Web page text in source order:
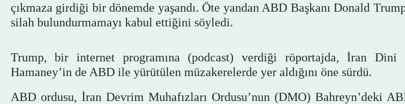
çıkmaza girdiği bir dönemde yaşandı. Öte yandan ABD Başkanı Donald
silah bulundurmamayı kabul ettiğini söyledi.
Trump, bir internet programına (podcast) verdiği röportajda, İran Dini
Hamaney’in de ABD ile yürütülen müzakerelerde yer aldığını öne sürdü.
ABD ordusu, İran Devrim Muhafızları Ordusu’nun (DMO) Bahreyn’deki